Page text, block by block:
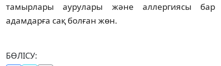
тамырлары аурулары және аллергиясы бар
адамдарға сақ болған жөн.
БӨЛІСУ: